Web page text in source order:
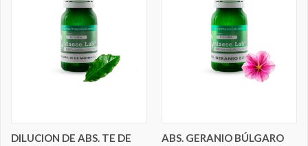
DILUCION DE ABS. TE DE
ABS. GERANIO BÚLGARO